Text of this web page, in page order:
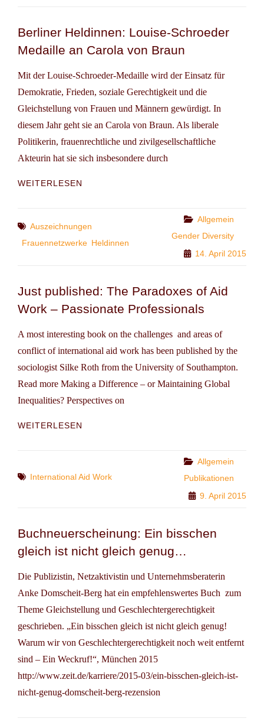
Berliner Heldinnen: Louise-Schroeder
Medaille an Carola von Braun
Mit der Louise-Schroeder-Medaille wird der Einsatz für
Demokratie, Frieden, soziale Gerechtigkeit und die
Gleichstellung von Frauen und Männern gewürdigt. In
diesem Jahr geht sie an Carola von Braun. Als liberale
Politikerin, frauenrechtliche und zivilgesellschaftliche
Akteurin hat sie sich insbesondere durch
WEITERLESEN
MEDAILLE
AN
Tags
Auszeichnungen
Frauennetzwerke Heldinnen
Categories
Allgemein
Gender Diversity
14. April 2015
Just published: The Paradoxes of Aid
Work – Passionate Professionals
A most interesting book on the challenges and areas of
conflict of international aid work has been published by the
sociologist Silke Roth from the University of Southampton.
Read more Making a Difference – or Maintaining Global
Inequalities? Perspectives on
WEITERLESEN
OF
PROFESSIONALS
Tags
International Aid Work
Categories
Allgemein
Publikationen
9. April 2015
Buchneuerscheinung: Ein bisschen
gleich ist nicht gleich genug…
Die Publizistin, Netzaktivistin und Unternehmsberaterin
Anke Domscheit-Berg hat ein empfehlenswertes Buch zum
Theme Gleichstellung und Geschlechtergerechtigkeit
geschrieben. „Ein bisschen gleich ist nicht gleich genug!
Warum wir von Geschlechtergerechtigkeit noch weit entfernt
sind – Ein Weckruf!“, München 2015
http://www.zeit.de/karriere/2015-03/ein-bisschen-gleich-ist-
nicht-genug-domscheit-berg-rezension